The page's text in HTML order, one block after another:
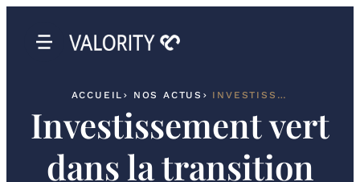
ACCUEIL NOS ACTUS INVESTISSEMENT VERT DANS LA TRANSITION ÉCOLOGIQUE : GUIDE COMPLET
Investissement vert
dans la transition